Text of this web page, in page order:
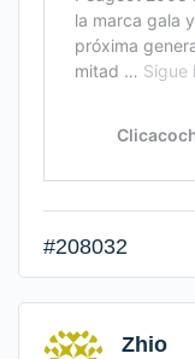
#208032
Zhio